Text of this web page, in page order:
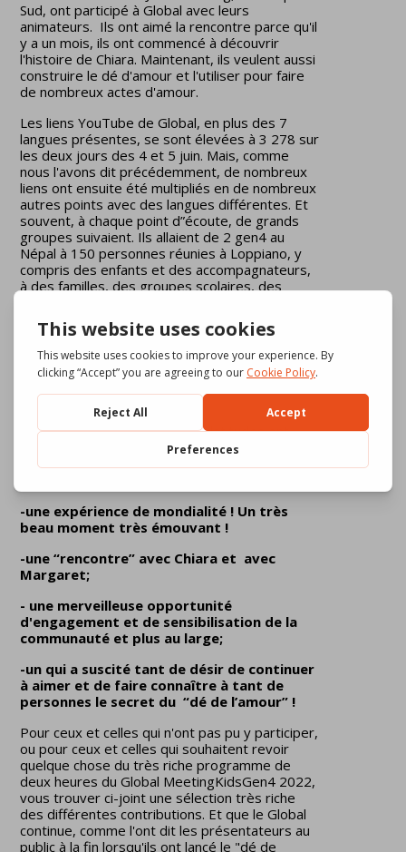
Sud, ont participé à Global avec leurs
animateurs. Ils ont aimé la rencontre parce qu'il
y a un mois, ils ont commencé à découvrir
l'histoire de Chiara. Maintenant, ils veulent aussi
construire le dé d'amour et l'utiliser pour faire
de nombreux actes d'amour.
Les liens YouTube de Global, en plus des 7
langues présentes, se sont élevées à 3 278 sur
les deux jours des 4 et 5 juin. Mais, comme
nous l'avons dit précédemment, de nombreux
liens ont ensuite été multipliés en de nombreux
autres points avec des langues différentes. Et
souvent, à chaque point d”écoute, de grands
groupes suivaient. Ils allaient de 2 gen4 au
Népal à 150 personnes réunies à Loppiano, y
compris des enfants et des accompagnateurs,
à des familles, des groupes scolaires, des
réaliste du nombre d'enfants qui ont été
touchés lors de ce week-end et lors des
nombreux autres événements qui ont eu lieu
les jours suivants et qui auront encore lieu. De
nombreux enfants venaient aussi pour la
première fois.
Les participants de toutes les latitudes ont
laissé de nombreuses impressions
"communes", qui soulignent à quel point le
-une expérience de mondialité ! Un très
beau moment très émouvant !
-une “rencontre” avec Chiara et avec
Margaret;
- une merveilleuse opportunité
d'engagement et de sensibilisation de la
communauté et plus au large;
-un qui a suscité tant de désir de continuer
à aimer et de faire connaître à tant de
personnes le secret du “dé de l’amour” !
Pour ceux et celles qui n'ont pas pu y participer,
ou pour ceux et celles qui souhaitent revoir
quelque chose du très riche programme de
deux heures du Global MeetingKidsGen4 2022,
vous trouver ci-joint une sélection très riche
des différentes contributions. Et que le Global
continue, comme l'ont dit les présentateurs au
public à la fin lorsqu'ils ont lancé le "dé de